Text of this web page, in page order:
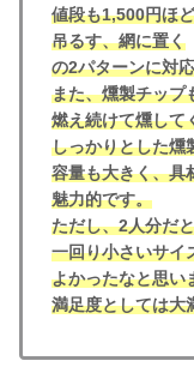
値段も1,500円ほ
吊るす、網に置く
の2パターンに対
また、燻製チップ
燃え続けて燻して
しっかりとした燻
容量も大きく、具
魅力的です。
ただし、2人分だ
一回り小さいサイ
よかったなと思い
満足度としては大